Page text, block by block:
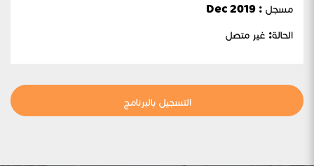
مسجل : Dec 2019
الحالة: غير متصل
التسجيل بالبرنامج